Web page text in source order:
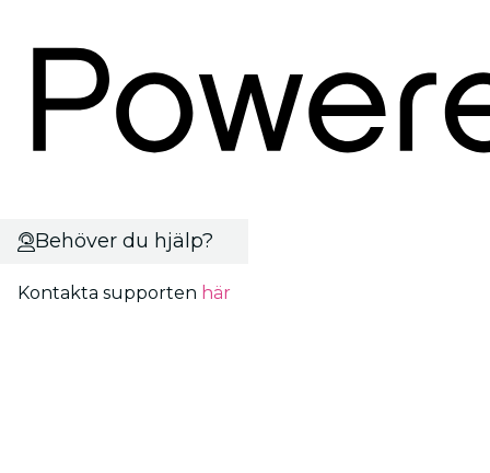
Behöver du hjälp?
Kontakta supporten här